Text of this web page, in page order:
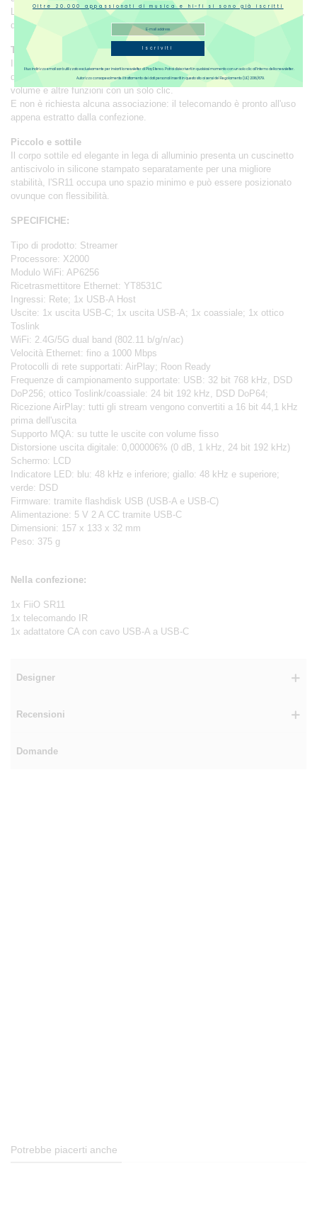
La manopola rotante ti consente di eseguire facilmente varie operazioni,
dandoti il ​​pieno controllo.
Telecomando a infrarossi
Il telecomando a infrarossi in dotazione consente di controllare a lunga
distanza e semplifica notevolmente la selezione di ingresso, uscita,
volume e altre funzioni con un solo clic.
E non è richiesta alcuna associazione: il telecomando è pronto all'uso
appena estratto dalla confezione.
Piccolo e sottile
Il corpo sottile ed elegante in lega di alluminio presenta un cuscinetto
antiscivolo in silicone stampato separatamente per una migliore
stabilità, l'SR11 occupa uno spazio minimo e può essere posizionato
ovunque con flessibilità.
SPECIFICHE:
Tipo di prodotto: Streamer
Processore: X2000
Modulo WiFi: AP6256
Ricetrasmettitore Ethernet: YT8531C
Ingressi: Rete; 1x USB-A Host
Uscite: 1x uscita USB-C; 1x uscita USB-A; 1x coassiale; 1x ottico
Toslink
WiFi: 2.4G/5G dual band (802.11 b/g/n/ac)
Velocità Ethernet: fino a 1000 Mbps
Protocolli di rete supportati: AirPlay; Roon Ready
Frequenze di campionamento supportate: USB: 32 bit 768 kHz, DSD
DoP256; ottico Toslink/coassiale: 24 bit 192 kHz, DSD DoP64;
Ricezione AirPlay: tutti gli stream vengono convertiti a 16 bit 44,1 kHz
prima dell'uscita
Supporto MQA: su tutte le uscite con volume fisso
Distorsione uscita digitale: 0,000006% (0 dB, 1 kHz, 24 bit 192 kHz)
Schermo: LCD
Indicatore LED: blu: 48 kHz e inferiore; giallo: 48 kHz e superiore;
verde: DSD
Firmware: tramite flashdisk USB (USB-A e USB-C)
Alimentazione: 5 V 2 A CC tramite USB-C
Dimensioni: 157 x 133 x 32 mm
Peso: 375 g
Nella confezione:
1x FiiO SR11
1x telecomando IR
1x adattatore CA con cavo USB-A a USB-C
Designer
Recensioni
Domande
Potrebbe piacerti anche
Oltre 20.000 appassionati di musica e hi-fi si sono già iscritti
Iscriviti
Autorizzo consapevolmente il trattamento dei dati personali inseriti in questo sito ai sensi del Regolamento (UE) 2016/679.
Il tuo indirizzo email sarà utilizzato esclusivamente per inviarti la newsletter di PlayStereo. Potrai disiscriverti in qualsiasi momento con un solo clic all’interno della newsletter.